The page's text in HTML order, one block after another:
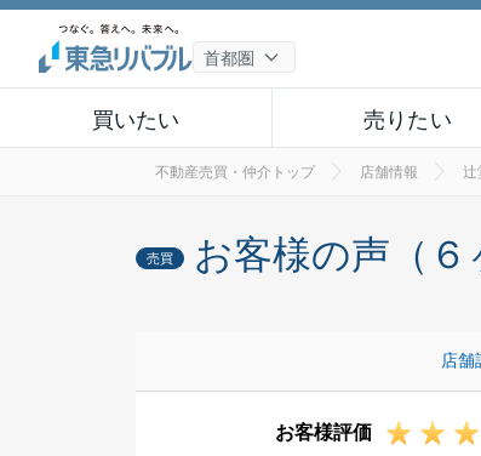
買いたい 売りたい
不動産売買・仲介トップ 店舗情報 辻
売買 お客様の声（６
店舗
お客様評価